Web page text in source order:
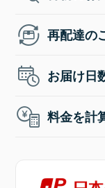
再配達の
お届け日
料金を計